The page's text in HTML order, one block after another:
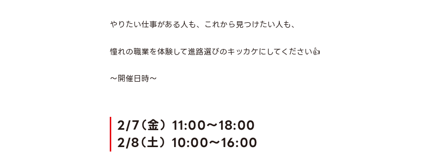
やりたい仕事がある人も、これから見つけたい人も、
憧れの職業を体験して進路選びのキッカケにしてください👍
～開催日時～
2/7（金） 11:00～18:00
2/8（土） 10:00～16:00